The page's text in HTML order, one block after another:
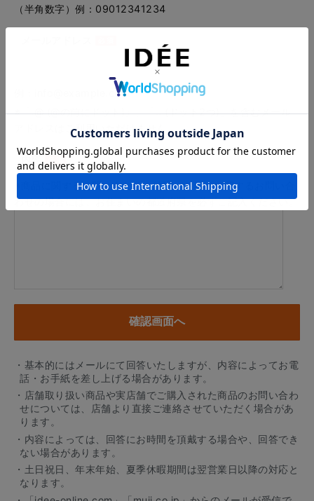
（半角数字）例：09012341234
例：info@example.com
※「.@ (@の前にドット)」、「.. (ドット2つ)」を含むメール
アドレスはご利用いただけません
内容
※商品に関するお問い合わせ、納期・お届けに関するお問い合
わせの場合には、お住まいの都道府県を必ずご記入ください。
・基本的にはメールにて回答いたしますが、内容によってお電
話・お手紙を差し上げる場合があります。
・店舗取り扱い商品や実店舗でご購入された商品のお問い合わ
せについては、店舗より直接ご連絡させていただく場合があ
ります。
・内容によっては、回答にお時間を頂戴する場合や、回答でき
ない場合があります。
・土日祝日、年末年始、夏季休暇期間は翌営業日以降の対応と
なります。